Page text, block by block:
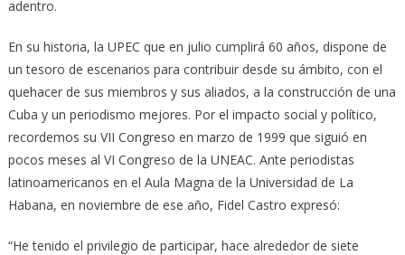
adentro.
En su historia, la UPEC que en julio cumplirá 60 años, dispone de
un tesoro de escenarios para contribuir desde su ámbito, con el
quehacer de sus miembros y sus aliados, a la construcción de una
Cuba y un periodismo mejores. Por el impacto social y político,
recordemos su VII Congreso en marzo de 1999 que siguió en
pocos meses al VI Congreso de la UNEAC. Ante periodistas
latinoamericanos en el Aula Magna de la Universidad de La
Habana, en noviembre de ese año, Fidel Castro expresó:
“He tenido el privilegio de participar, hace alrededor de siete